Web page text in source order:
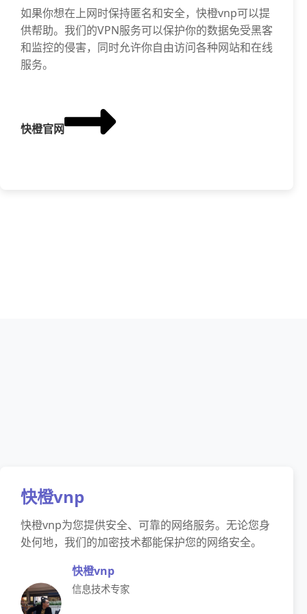
如果你想在上网时保持匿名和安全，快橙vnp可以提
供帮助。我们的VPN服务可以保护你的数据免受黑客
和监控的侵害，同时允许你自由访问各种网站和在线
服务。
快橙官网
快橙vnp
快橙vnp为您提供安全、可靠的网络服务。无论您身
处何地，我们的加密技术都能保护您的网络安全。
快橙vnp
信息技术专家